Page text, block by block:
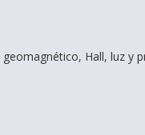
Hall, luz y